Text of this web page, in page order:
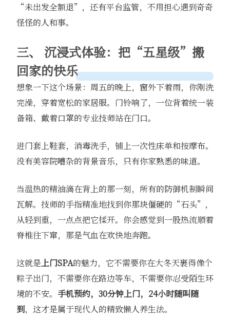
“未出发全额退”，还有平台监管，不用担心遇到奇奇
怪怪的人和事。
三、 沉浸式体验：把“五星级”搬
回家的快乐
想象一下这个场景：周五的晚上，窗外下着雨，你刚洗
完澡，穿着宽松的家居服。门铃响了，一位背着统一装
备箱、戴着口罩的专业技师站在门口。
进门套上鞋套，消毒洗手，铺上一次性床单和按摩布。
没有美容院嘈杂的背景音乐，只有你家熟悉的味道。
当温热的精油滴在背上的那一刻，所有的防御机制瞬间
瓦解。技师的手指精准地找到你那块僵硬的“石头”，
从轻到重，一点点把它揉开。你会感觉到一股热流顺着
脊椎往下窜，那是气血在欢快地奔跑。
这就是 上门SPA的魅力，它不需要你在大冬天裹得像个
粽子出门，不需要你在路边等车，不需要你忍受陌生环
境的不安。 手机预约，30分钟上门，24小时随叫随
到，这才是属于现代人的精致懒人养生法。